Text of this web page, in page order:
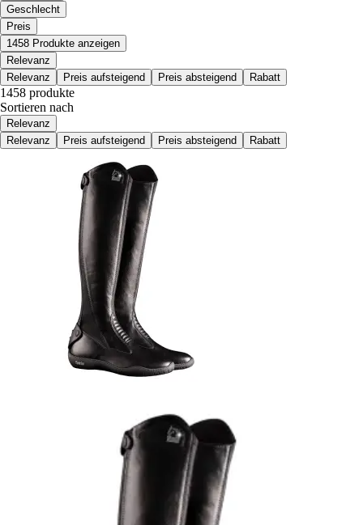
Geschlecht
Preis
1458 Produkte anzeigen
Relevanz
Relevanz
Preis aufsteigend Preis absteigend Rabatt
1458 produkte
Sortieren nach
Relevanz
Relevanz
Preis aufsteigend Preis absteigend Rabatt